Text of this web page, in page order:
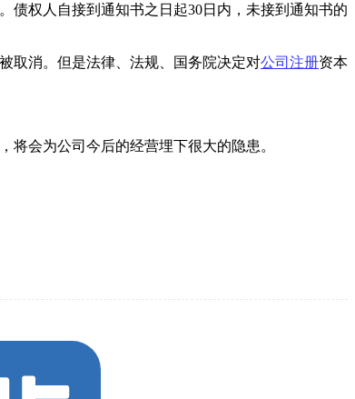
债权人自接到通知书之日起30日内，未接到通知书的
取消。但是法律、法规、国务院决定对公司注册资本
将会为公司今后的经营埋下很大的隐患。